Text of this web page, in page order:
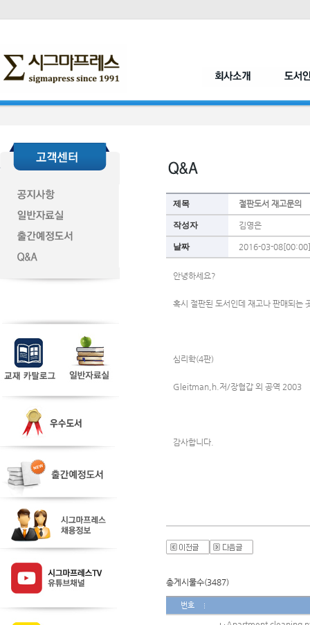
제목 절판도서 재고문의
작성자 김영은
날짜 2016-03-08[00:00]
안녕하세요?
혹시 절판된 도서인데 재고나 판매되는
심리학(4판)
Gleitman,h.저/장협갑 외 공역 2003
감사합니다.
총게시물수(3487)
번호